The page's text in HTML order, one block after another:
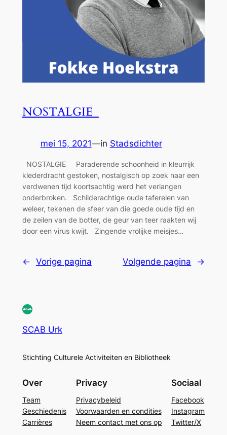
NOSTALGIE
mei 15, 2021—in Stadsdichter
NOSTALGIE Paraderende schoonheid in kleurrijk
klederdracht gestoken, nostalgisch op zoek naar een
verdwenen tijd koortsachtig werd het verlangen
onderbroken. Schilderachtige oude taferelen van
weleer, tekenen de sfeer van die goede oude tijd en
de zeilen van de botter, de geur van teer raakten wij
door een virus kwijt. Zingende vrolijke meisjes…
← Vorige pagina Volgende pagina →
SCAB Urk
Stichting Culturele Activiteiten en Bibliotheek
Over
Team
Geschiedenis
Carrières
Privacy
Privacybeleid
Voorwaarden en condities
Neem contact met ons op
Sociaal
Facebook
Instagram
Twitter/X